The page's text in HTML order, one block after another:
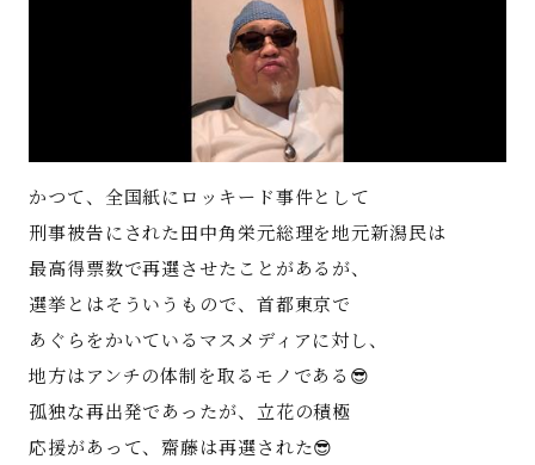
特定商取引法に基づく表記
かつて、全国紙にロッキード事件として
刑事被告にされた田中角栄元総理を地元新潟民は
最高得票数で再選させたことがあるが、
選挙とはそういうもので、首都東京で
あぐらをかいているマスメディアに対し、
地方はアンチの体制を取るモノである😎
孤独な再出発であったが、立花の積極
応援があって、齋藤は再選された😎